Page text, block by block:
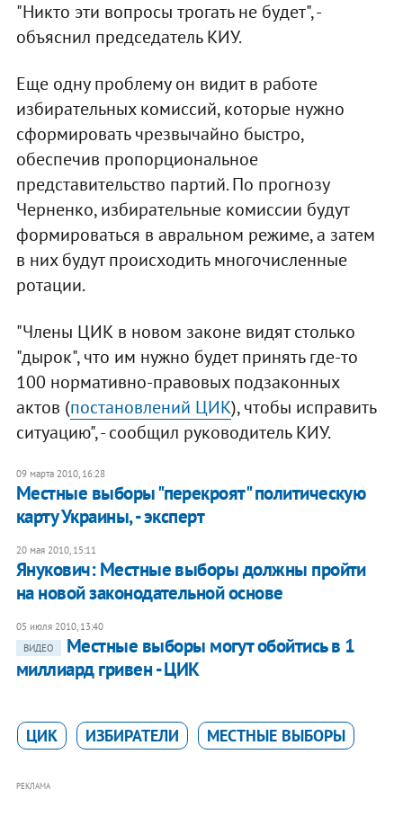
"Никто эти вопросы трогать не будет", -
объяснил председатель КИУ.
Еще одну проблему он видит в работе
избирательных комиссий, которые нужно
сформировать чрезвычайно быстро,
обеспечив пропорциональное
представительство партий. По прогнозу
Черненко, избирательные комиссии будут
формироваться в авральном режиме, а затем
в них будут происходить многочисленные
ротации.
"Члены ЦИК в новом законе видят столько
"дырок", что им нужно будет принять где-то
100 нормативно-правовых подзаконных
актов (постановлений ЦИК), чтобы исправить
ситуацию", - сообщил руководитель КИУ.
09 марта 2010, 16:28
Местные выборы "перекроят" политическую
карту Украины, - эксперт
20 мая 2010, 15:11
Янукович: Местные выборы должны пройти
на новой законодательной основе
05 июля 2010, 13:40
ВИДЕО
Местные выборы могут обойтись в 1
миллиард гривен - ЦИК
ЦИК ИЗБИРАТЕЛИ МЕСТНЫЕ ВЫБОРЫ
РЕКЛАМА